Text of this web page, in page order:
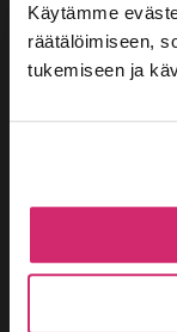
Käytämme
räätälöimiseen,
tukemiseen ja